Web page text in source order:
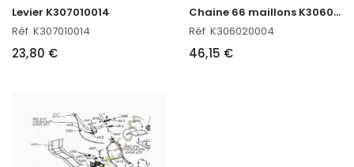
Levier K307010014
Réf. K307010014
23,80 €
C
haine 66 maillons K306020004
Réf. K306020004
46,15 €